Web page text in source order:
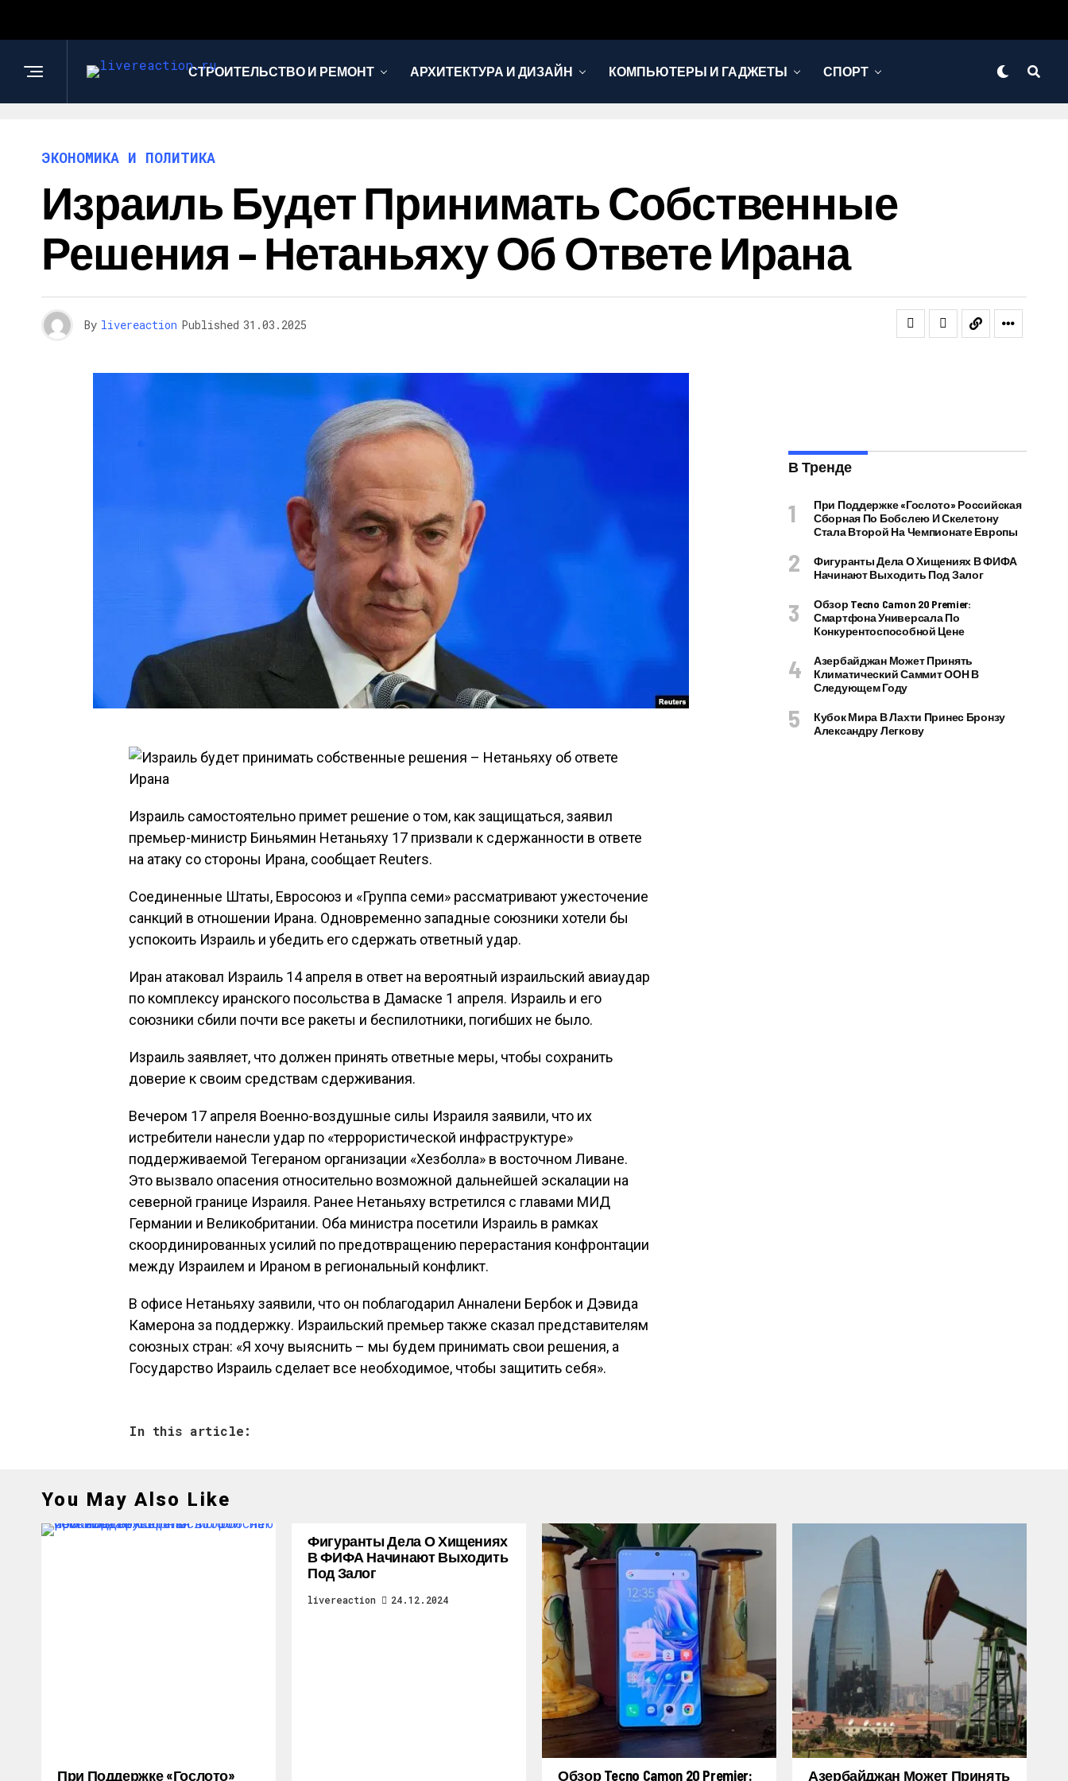
СТРОИТЕЛЬСТВО И РЕМОНТ АРХИТЕКТУРА И ДИЗАЙН КОМПЬЮТЕРЫ И ГАДЖЕТЫ СПОРТ
ЭКОНОМИКА И ПОЛИТИКА
Израиль Будет Принимать Собственные
Решения – Нетаньяху Об Ответе Ирана
By livereaction Published 31.03.2025
Израиль самостоятельно примет решение о том, как защищаться, заявил
премьер-министр Биньямин Нетаньяху 17 призвали к сдержанности в ответе
на атаку со стороны Ирана, сообщает Reuters.
Соединенные Штаты, Евросоюз и «Группа семи» рассматривают ужесточение
санкций в отношении Ирана. Одновременно западные союзники хотели бы
успокоить Израиль и убедить его сдержать ответный удар.
Иран атаковал Израиль 14 апреля в ответ на вероятный израильский авиаудар
по комплексу иранского посольства в Дамаске 1 апреля. Израиль и его
союзники сбили почти все ракеты и беспилотники, погибших не было.
Израиль заявляет, что должен принять ответные меры, чтобы сохранить
доверие к своим средствам сдерживания.
Вечером 17 апреля Военно-воздушные силы Израиля заявили, что их
истребители нанесли удар по «террористической инфраструктуре»
поддерживаемой Тегераном организации «Хезболла» в восточном Ливане.
Это вызвало опасения относительно возможной дальнейшей эскалации на
северной границе Израиля. Ранее Нетаньяху встретился с главами МИД
Германии и Великобритании. Оба министра посетили Израиль в рамках
скоординированных усилий по предотвращению перерастания конфронтации
между Израилем и Ираном в региональный конфликт.
В офисе Нетаньяху заявили, что он поблагодарил Анналени Бербок и Дэвида
Камерона за поддержку. Израильский премьер также сказал представителям
союзных стран: «Я хочу выяснить – мы будем принимать свои решения, а
Государство Израиль сделает все необходимое, чтобы защитить себя».
In this article:
В Тренде
При Поддержке «Гослото» Российская
Сборная По Бобслею И Скелетону
Стала Второй На Чемпионате Европы
Фигуранты Дела О Хищениях В ФИФА
Начинают Выходить Под Залог
Обзор Tecno Camon 20 Premier:
Смартфона Универсала По
Конкурентоспособной Цене
Азербайджан Может Принять
Климатический Саммит ООН В
Следующем Году
Кубок Мира В Лахти Принес Бронзу
Александру Легкову
You May Also Like
При Поддержке «Гослото»
Фигуранты Дела О Хищениях
В ФИФА Начинают Выходить
Под Залог
livereaction 24.12.2024
Обзор Tecno Camon 20 Premier: Азербайджан Может Принять